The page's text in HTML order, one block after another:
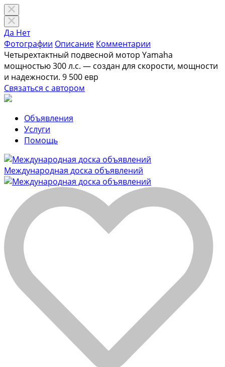
Да Нет
Фотографии Описание Комментарии
Четырехтактный подвесной мотор Yamaha
мощностью 300 л.с. — создан для скорости, мощности
и надежности. 9 500 евр
Связаться с автором
Объявления
Услуги
Помощь
Международная доска объявлений